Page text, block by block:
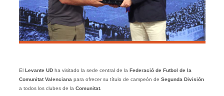
El Levante UDha visitado la sede central de la Federació de Futbol de la
Comunitat Valenciana para ofrecer su título de campeón de Segunda División
a todos los clubes de la Comunitat.